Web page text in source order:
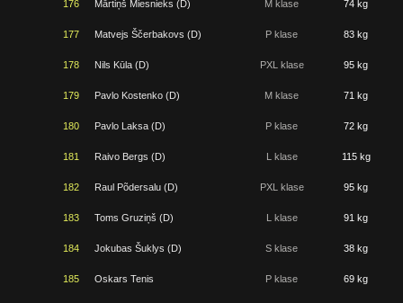
176 Mārtiņš Miesnieks (D) M klase 74 kg
177 Matvejs Ščerbakovs (D) P klase 83 kg
178 Nils Kūla (D) PXL klase 95 kg
179 Pavlo Kostenko (D) M klase 71 kg
180 Pavlo Laksa (D) P klase 72 kg
181 Raivo Bergs (D) L klase 115 kg
182 Raul Põdersalu (D) PXL klase 95 kg
183 Toms Gruziņš (D) L klase 91 kg
184 Jokubas Šuklys (D) S klase 38 kg
185 Oskars Tenis P klase 69 kg